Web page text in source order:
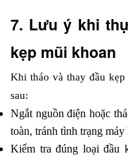
7. Lưu ý khi
kẹp mũi khoan
Khi tháo và thay đầu
sau:
Ngắt nguồn điện hoặc
toàn, tránh tình trạng
Kiểm tra đúng loại đầu